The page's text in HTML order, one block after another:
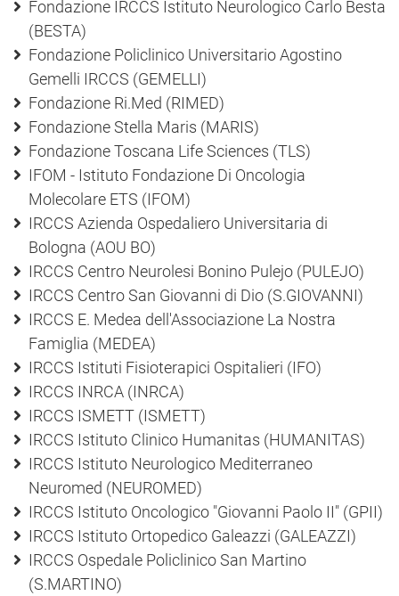
Fondazione IRCCS Istituto Neurologico Carlo Besta
(BESTA)
Fondazione Policlinico Universitario Agostino
Gemelli IRCCS (GEMELLI)
Fondazione Ri.Med (RIMED)
Fondazione Stella Maris (MARIS)
Fondazione Toscana Life Sciences (TLS)
IFOM - Istituto Fondazione Di Oncologia
Molecolare ETS (IFOM)
IRCCS Azienda Ospedaliero Universitaria di
Bologna (AOU BO)
IRCCS Centro Neurolesi Bonino Pulejo (PULEJO)
IRCCS Centro San Giovanni di Dio (S.GIOVANNI)
IRCCS E. Medea dell'Associazione La Nostra
Famiglia (MEDEA)
IRCCS Istituti Fisioterapici Ospitalieri (IFO)
IRCCS INRCA (INRCA)
IRCCS ISMETT (ISMETT)
IRCCS Istituto Clinico Humanitas (HUMANITAS)
IRCCS Istituto Neurologico Mediterraneo
Neuromed (NEUROMED)
IRCCS Istituto Oncologico "Giovanni Paolo II" (GPII)
IRCCS Istituto Ortopedico Galeazzi (GALEAZZI)
IRCCS Ospedale Policlinico San Martino
(S.MARTINO)